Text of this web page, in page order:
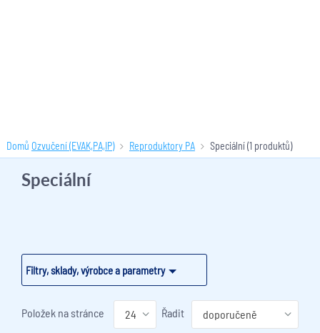
Domů Ozvučení (EVAK,PA,IP) Reproduktory PA Speciální(1 produktů)
Filtry, sklady, výrobce a parametry
Speciální
Položek na stránce Řadit